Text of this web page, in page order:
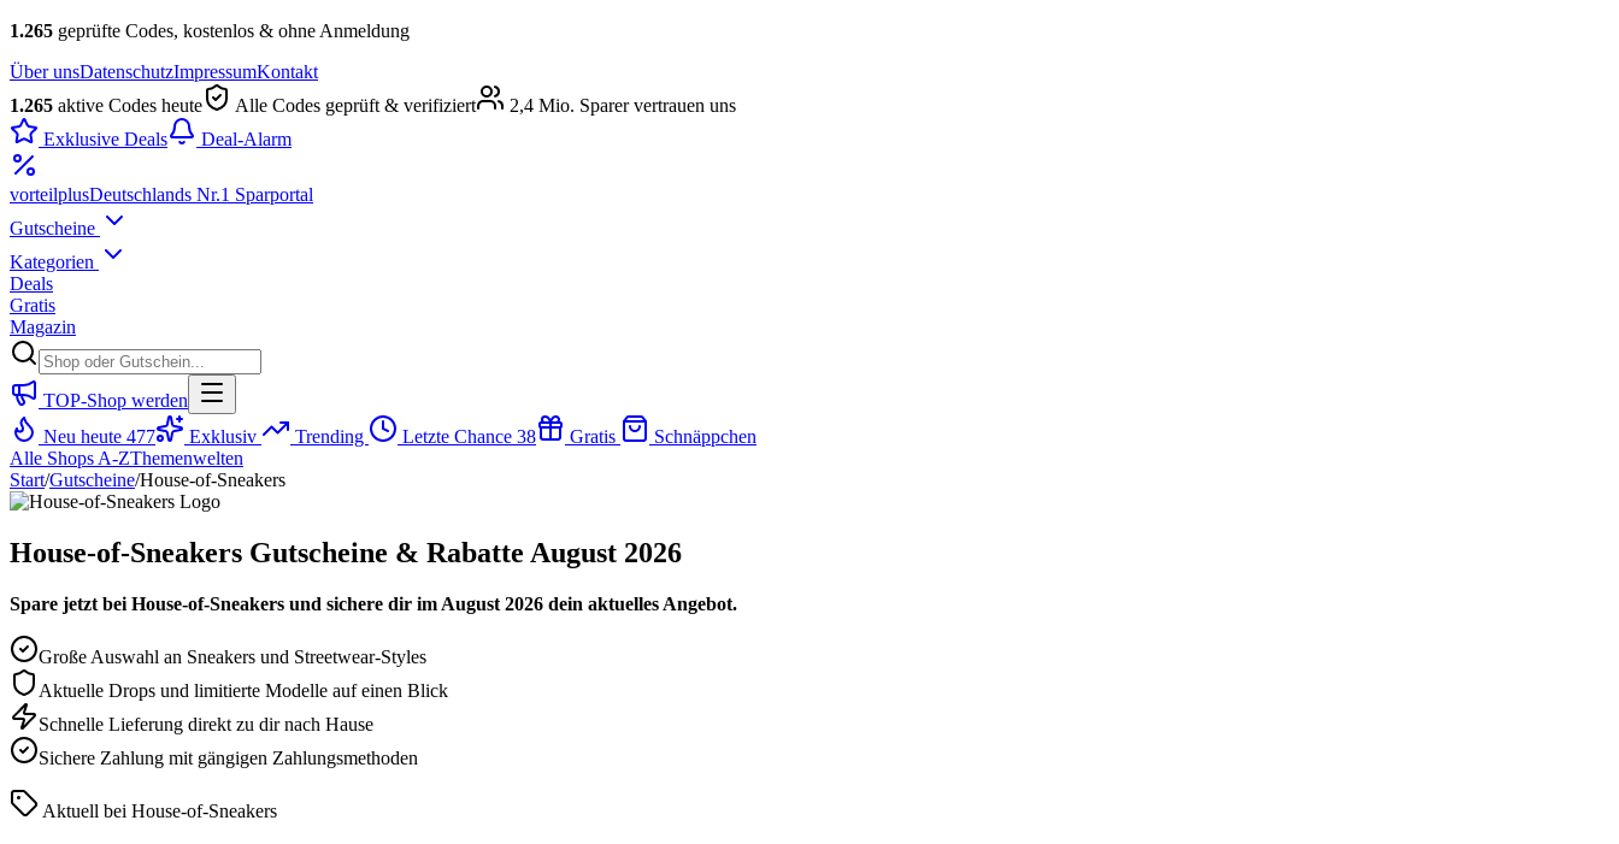
1.265 geprüfte Codes, kostenlos & ohne Anmeldung
Über unsDatenschutzImpressumKontakt
1.265 aktive Codes heute Alle Codes geprüft & verifiziert
2,4 Mio. Sparer vertrauen uns
Exklusive Deals
Deal-Alarm
vorteilplusDeutschlands Nr.1 Sparportal
Gutscheine
Kategorien
Deals
Gratis
Magazin
TOP-Shop werden
Neu heute 477 Exklusiv Trending Letzte Chance 38 Gratis
Schnäppchen
Alle Shops A-ZThemenwelten
Start/Gutscheine/House-of-Sneakers
House-of-Sneakers Gutscheine & Rabatte August 2026
Spare jetzt bei House-of-Sneakers und sichere dir im August 2026 dein aktuelles Angebot.
Große Auswahl an Sneakers und Streetwear-Styles
Aktuelle Drops und limitierte Modelle auf einen Blick
Schnelle Lieferung direkt zu dir nach Hause
Sichere Zahlung mit gängigen Zahlungsmethoden
Aktuell bei House-of-Sneakers